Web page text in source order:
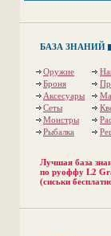
БАЗА ЗНАНИЙ
Оружие
Броня
Аксесуары
Сеты
Монстры
Рыбалка
Лучшая база
по руоффу L2
(сиськи